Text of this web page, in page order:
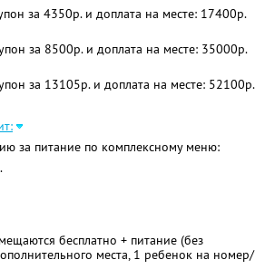
за 4350р. и доплата на месте: 17400р.
за 8500р. и доплата на месте: 35000р.
за 13105р. и доплата на месте: 52100р.
за питание по комплексному меню:
бесплатно + питание (без
места, 1 ребенок на номер/